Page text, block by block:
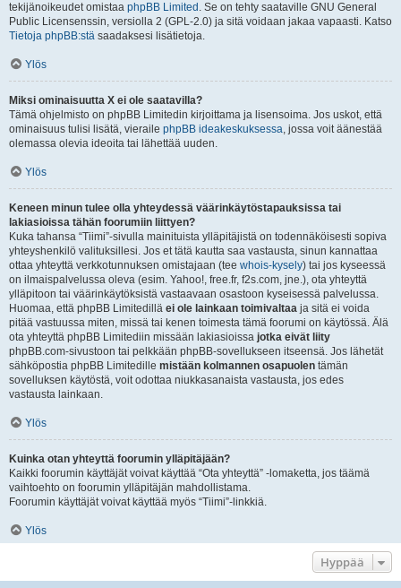
tekijänoikeudet omistaa phpBB Limited . Se on tehty saataville GNU General
Public Licensenssin, versiolla 2 (GPL-2.0) ja sitä voidaan jakaa vapaasti. Katso
Tietoja phpBB:stä saadaksesi lisätietoja.
Ylös
Miksi ominaisuutta X ei ole saatavilla?
Tämä ohjelmisto on phpBB Limitedin kirjoittama ja lisensoima. Jos uskot, että
ominaisuus tulisi lisätä, vieraile phpBB ideakeskuksessa, jossa voit äänestää
olemassa olevia ideoita tai lähettää uuden.
Ylös
Keneen minun tulee olla yhteydessä väärinkäytöstapauksissa tai
lakiasioissa tähän foorumiin liittyen?
Kuka tahansa “Tiimi”-sivulla mainituista ylläpitäjistä on todennäköisesti sopiva
yhteyshenkilö valituksillesi. Jos et tätä kautta saa vastausta, sinun kannattaa
ottaa yhteyttä verkkotunnuksen omistajaan (tee whois-kysely) tai jos kyseessä
on ilmaispalvelussa oleva (esim. Yahoo!, free.fr, f2s.com, jne.), ota yhteyttä
ylläpitoon tai väärinkäytöksistä vastaavaan osastoon kyseisessä palvelussa.
Huomaa, että phpBB Limitedillä ei ole lainkaan toimivaltaa ja sitä ei voida
pitää vastuussa miten, missä tai kenen toimesta tämä foorumi on käytössä. Älä
ota yhteyttä phpBB Limitediin missään lakiasioissa jotka eivät liity
phpBB.com-sivustoon tai pelkkään phpBB-sovellukseen itseensä. Jos lähetät
sähköpostia phpBB Limitedille mistään kolmannen osapuolen tämän
sovelluksen käytöstä, voit odottaa niukkasanaista vastausta, jos edes
vastausta lainkaan.
Ylös
Kuinka otan yhteyttä foorumin ylläpitäjään?
Kaikki foorumin käyttäjät voivat käyttää “Ota yhteyttä” -lomaketta, jos täämä
vaihtoehto on foorumin ylläpitäjän mahdollistama.
Foorumin käyttäjät voivat käyttää myös “Tiimi”-linkkiä.
Ylös
Hyppää